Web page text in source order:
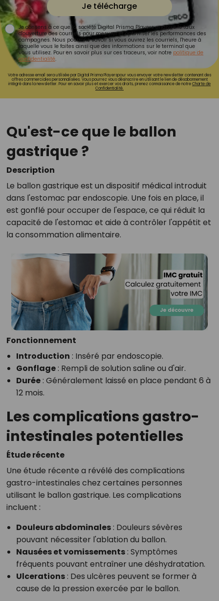
Je télécharge
Je consens à ce que la société Digital Prisma Players analyse le taux
d'ouverture des courriels pour mesurer et optimiser les performances des
campagnes. Nous pourrons savoir si vous ouvrez les courriels, l'heure à
laquelle vous le faites ainsi que des informations sur le terminal que
vous utilisez. Pour en savoir plus sur ces traceurs, voir notre politique de
confidentialité.
Votre adresse email sera utilisée par Digital Prisma Playerspour vous envoyer votre newsletter contenant des
offres commerciales personnalisées. Vous pourrez vous désinscrire en utilisant le lien de désabonnement
intégré dans la newsletter. Pour en savoir plus et exercer vos droits, prenez connaissance de notreCharte de
Confidentialité.
Qu'est-ce que le ballon
gastrique ?
Description
Le ballon gastrique est un dispositif médical introduit
dans l'estomac par endoscopie. Une fois en place, il
est gonflé pour occuper de l'espace, ce qui réduit la
capacité de l'estomac et aide à contrôler l'appétit et
la consommation alimentaire.
Fonctionnement
Introduction : Inséré par endoscopie.
Gonflage: Rempli de solution saline ou d'air.
Durée: Généralement laissé en place pendant 6 à
12 mois.
Les complications gastro-
intestinales potentielles
Étude récente
Une étude récente a révélé des complications
gastro-intestinales chez certaines personnes
utilisant le ballon gastrique. Les complications
incluent :
Douleurs abdominales: Douleurs sévères
pouvant nécessiter l'ablation du ballon.
Nausées et vomissements: Symptômes
fréquents pouvant entraîner une déshydratation.
Ulcerations: Des ulcères peuvent se former à
cause de la pression exercée par le ballon.